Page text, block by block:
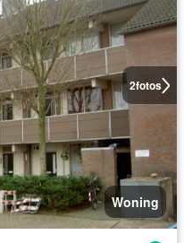
2fotos
Woning